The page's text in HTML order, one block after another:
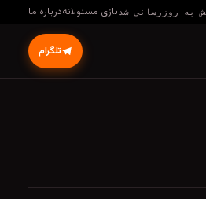
بازی مسئولانهدرباره ما
تلگرام